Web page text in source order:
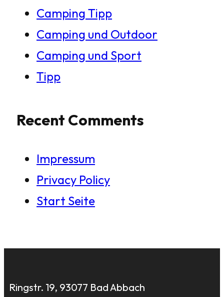
Camping Tipp
Camping und Outdoor
Camping und Sport
Tipp
Recent Comments
Impressum
Privacy Policy
Start Seite
Ringstr. 19, 93077 Bad Abbach